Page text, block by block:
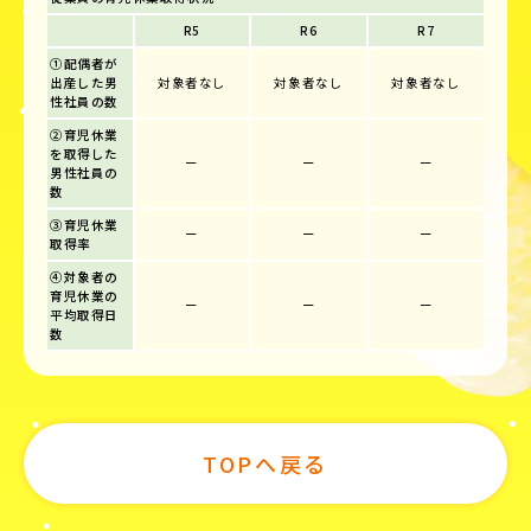
R5
R6
R7
①配偶者が
出産した男
性社員の数
対象者なし 対象者なし 対象者なし
②育児休業
を取得した
男性社員の
数
ー ー ー
③育児休業
取得率
ー ー ー
④対象者の
育児休業の
平均取得日
数
ー ー ー
TOPへ戻る